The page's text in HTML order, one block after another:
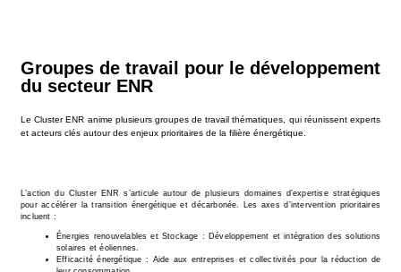
Groupes de travail pour le développement
du secteur ENR
Le Cluster ENR anime plusieurs groupes de travail thématiques, qui réunissent experts
et acteurs clés autour des enjeux prioritaires de la filière énergétique.
L’action du Cluster ENR s’articule autour de plusieurs domaines d’expertise stratégiques
pour accélérer la transition énergétique et décarbonée. Les axes d’intervention prioritaires
incluent :
Énergies renouvelables et Stockage : Développement et intégration des solutions
solaires et éoliennes.
Efficacité énergétique : Aide aux entreprises et collectivités pour la réduction de